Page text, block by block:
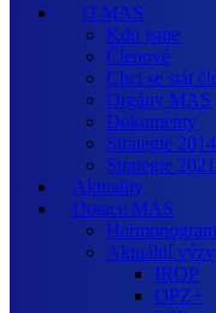
O MAS
Kdo jsme
Členové
Chci se stát
Orgány MAS
Dokumenty
Strategie
Strategie
Aktuality
Dotace MAS
Aktuální
IROP
OPZ+